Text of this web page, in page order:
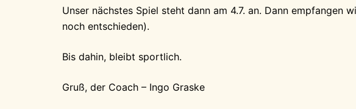
Unser nächstes Spiel steht dann am 4.7. an. Dann empfangen
noch entschieden).
Bis dahin, bleibt sportlich.
Gruß, der Coach – Ingo Graske